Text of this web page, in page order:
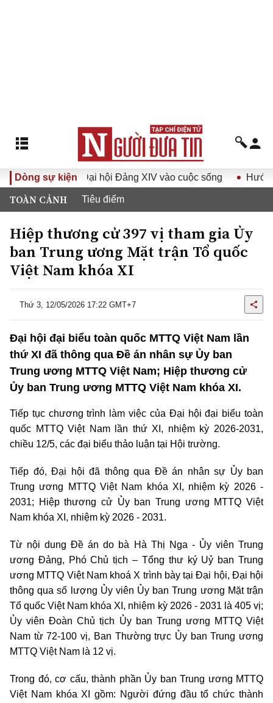
Dòng sự kiện
quyết Đại hội Đảng XIV vào cuộc sống Hướng tới
TOÀN CẢNH Tiêu điểm
Hiệp thương cử 397 vị tham gia Ủy
ban Trung ương Mặt trận Tổ quốc
Việt Nam khóa XI
Thứ 3, 12/05/2026 17:22 GMT+7
Đại hội đại biểu toàn quốc MTTQ Việt Nam lần
thứ XI đã thông qua Đề án nhân sự Ủy ban
Trung ương MTTQ Việt Nam; Hiệp thương cử
Ủy ban Trung ương MTTQ Việt Nam khóa XI.
Tiếp tục chương trình làm việc của Đại hội đại biểu toàn
quốc MTTQ Việt Nam lần thứ XI, nhiệm kỳ 2026-2031,
chiều 12/5, các đại biểu thảo luận tại Hội trường.
Tiếp đó, Đại hội đã thông qua Đề án nhân sự Ủy ban
Trung ương MTTQ Việt Nam khóa XI, nhiệm kỳ 2026 -
2031; Hiệp thương cử Ủy ban Trung ương MTTQ Việt
Nam khóa XI, nhiệm kỳ 2026 - 2031.
Từ nội dung Đề án do bà Hà Thị Nga - Ủy viên Trung
ương Đảng, Phó Chủ tịch – Tổng thư ký Uỷ ban Trung
ương MTTQ Việt Nam khoá X trình bày tại Đại hội, Đại hội
thông qua số lượng Ủy viên Ủy ban Trung ương Mặt trận
Tổ quốc Việt Nam khóa XI, nhiệm kỳ 2026 - 2031 là 405 vị;
Ủy viên Đoàn Chủ tịch Ủy ban Trung ương MTTQ Việt
Nam từ 72-100 vị, Ban Thường trực Ủy ban Trung ương
MTTQ Việt Nam là 12 vị.
Trong đó, cơ cấu, thành phần Ủy ban Trung ương MTTQ
Việt Nam khóa XI gồm: Người đứng đầu tổ chức thành